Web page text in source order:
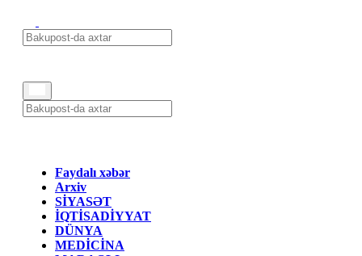
Faydalı xəbər
Arxiv
SİYASƏT
İQTİSADİYYAT
DÜNYA
MEDİCİNA